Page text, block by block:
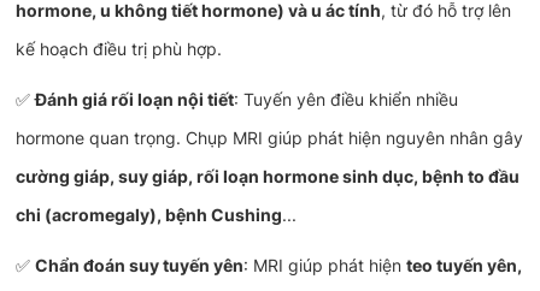
hormone, u không tiết hormone) và u ác tính, từ đó hỗ trợ lên
kế hoạch điều trị phù hợp.
✅Đánh giá rối loạn nội tiết: Tuyến yên điều khiển nhiều
hormone quan trọng. Chụp MRI giúp phát hiện nguyên nhân gây
cường giáp, suy giáp, rối loạn hormone sinh dục, bệnh to đầu
chi (acromegaly), bệnh Cushing...
✅Chẩn đoán suy tuyến yên: MRI giúp phát hiệnteo tuyến yên,